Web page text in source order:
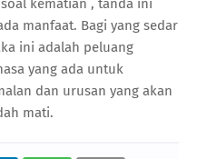
kematian , tanda ini
manfaat. Bagi yang sedar
ini adalah peluang
yang ada untuk
dan urusan yang akan
mati.